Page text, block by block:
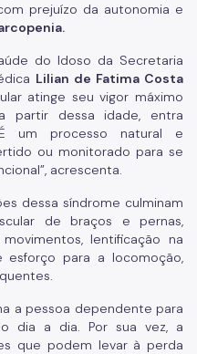
prejuízo da autonomia e
do Idoso da Secretaria
Lilian de Fatima Costa
atinge seu vigor máximo
dessa idade, entra
um processo natural e
ou monitorado para se
acrescenta.
dessa síndrome culminam
de braços e pernas,
lentificação na
esforço para a locomoção,
a pessoa dependente para
dia a dia. Por sua vez, a
que podem levar à perda